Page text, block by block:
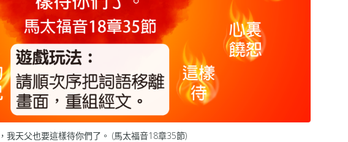
我天父也要這樣待你們了。 (馬太福音18章35節)